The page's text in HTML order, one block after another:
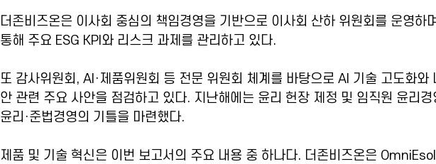
더존비즈온은 이사회 중심의 책임경영을 기반으로 이사회 산하 위원회를 운영하
통해 주요 ESG KPI와 리스크 과제를 관리하고 있다.
또 감사위원회, AI·제품위원회 등 전문 위원회 체계를 바탕으로 AI 기술 고도화와
안 관련 주요 사안을 점검하고 있다. 지난해에는 윤리 헌장 제정 및 임직원 윤리경
윤리·준법경영의 기틀을 마련했다.
제품 및 기술 혁신은 이번 보고서의 주요 내용 중 하나다. 더존비즈온은